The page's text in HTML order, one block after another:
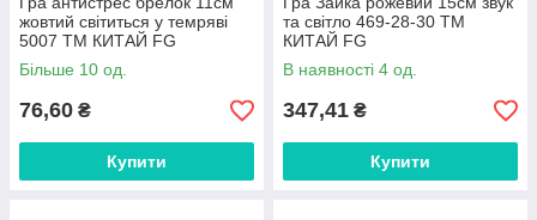
жовтий світиться у темряві
5007 ТМ КИТАЙ FG
Більше 10 од.
76,60 ₴
Купити
та світло 469-28-30 ТМ
КИТАЙ FG
В наявності 4 од.
347,41 ₴
Купити